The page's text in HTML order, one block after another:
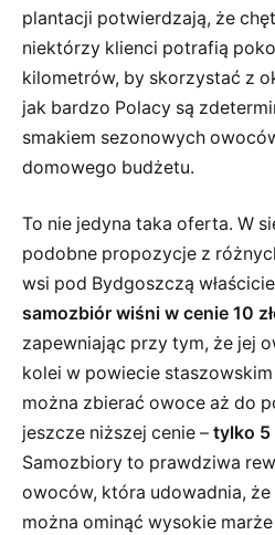
plantacji potwierdzają, że
niektórzy klienci potrafią
kilometrów, by skorzystać z
jak bardzo Polacy są
smakiem sezonowych
domowego budżetu.
To nie jedyna taka oferta. W
podobne propozycje z
wsi pod Bydgoszczą
samozbiór wiśni w cenie 10
zapewniając przy tym, że jej
kolei w powiecie
można zbierać owoce aż do
jeszcze niższej cenie – tylko 5
Samozbiory to prawdziwa
owoców, która udowadnia,
można ominąć wysokie